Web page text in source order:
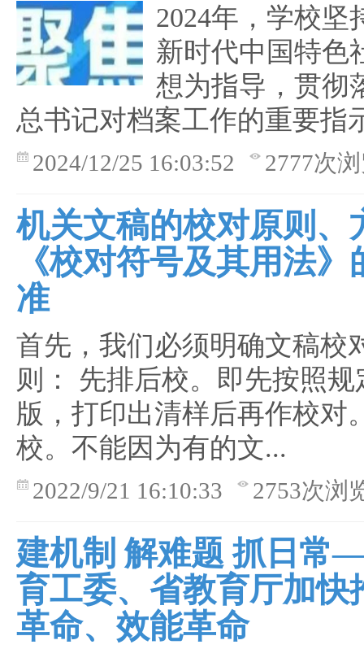
2024年，学校坚
新时代中国特色
想为指导，贯彻
总书记对档案工作的重要指
2024/12/25 16:03:52 2777次
机关文稿的校对原则、
《校对符号及其用法
准
首先，我们必须明确文稿校
则： 先排后校。即先按照规
版，打印出清样后再作校对
校。不能因为有的文...
2022/9/21 16:10:33 2753次浏
建机制 解难题 抓日常
育工委、省教育厅加快
革命、效能革命